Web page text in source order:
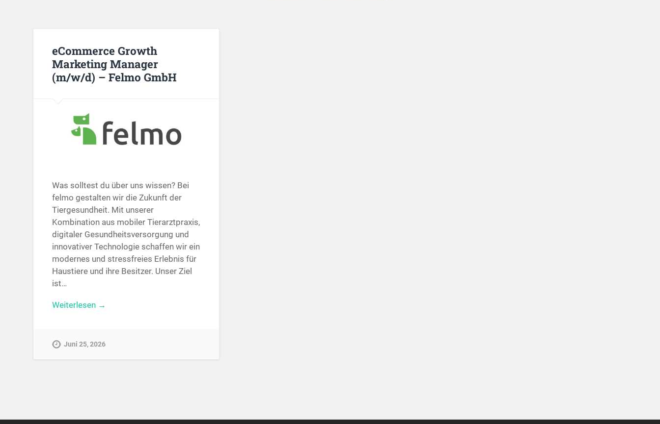
eCommerce Growth
Marketing Manager
(m/w/d) – Felmo GmbH
Was solltest du über uns wissen? Bei
felmo gestalten wir die Zukunft der
Tiergesundheit. Mit unserer
Kombination aus mobiler Tierarztpraxis,
digitaler Gesundheitsversorgung und
innovativer Technologie schaffen wir ein
modernes und stressfreies Erlebnis für
Haustiere und ihre Besitzer. Unser Ziel
ist…
Weiterlesen →
Juni 25, 2026